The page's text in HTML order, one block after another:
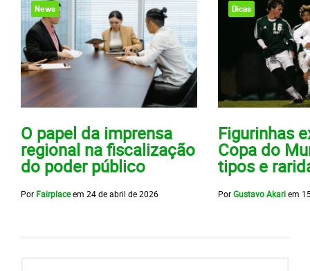
News
O papel da imprensa
regional na fiscalização
do poder público
Por Fairplaceem 24 de abril de 2026
Dicas
Figurinhas
Copa do
tipos e
PorGustavo Akariem